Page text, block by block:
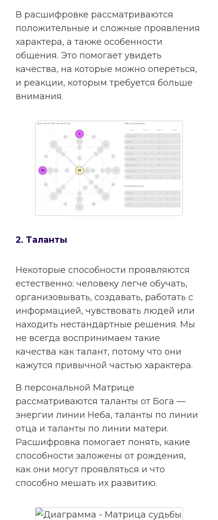
В расшифровке рассматриваются
положительные и сложные проявления
характера, а также особенности
общения. Это помогает увидеть
качества, на которые можно опереться,
и реакции, которым требуется больше
внимания.
2. Таланты
Некоторые способности проявляются
естественно: человеку легче обучать,
организовывать, создавать, работать с
информацией, чувствовать людей или
находить нестандартные решения. Мы
не всегда воспринимаем такие
качества как талант, потому что они
кажутся привычной частью характера.
В персональной Матрице
рассматриваются таланты от Бога —
энергии линии Неба, таланты по линии
отца и таланты по линии матери.
Расшифровка помогает понять, какие
способности заложены от рождения,
как они могут проявляться и что
способно мешать их развитию.